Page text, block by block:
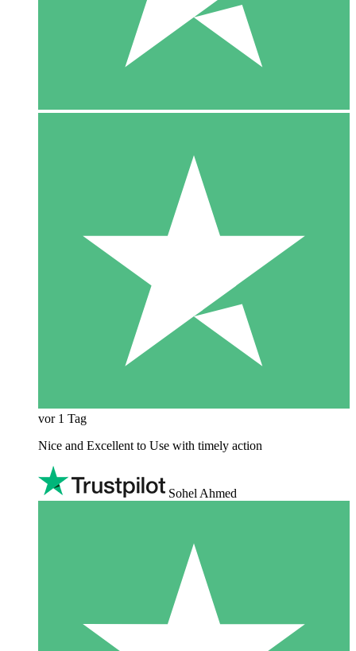
vor 1 Tag
Nice and Excellent to Use with timely action
Sohel Ahmed